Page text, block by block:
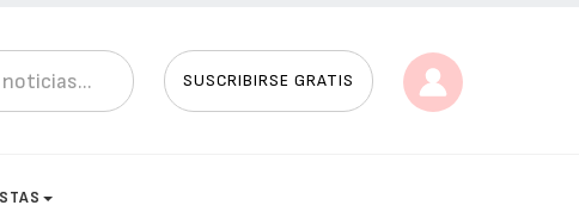
SUSCRIBIRSE GRATIS